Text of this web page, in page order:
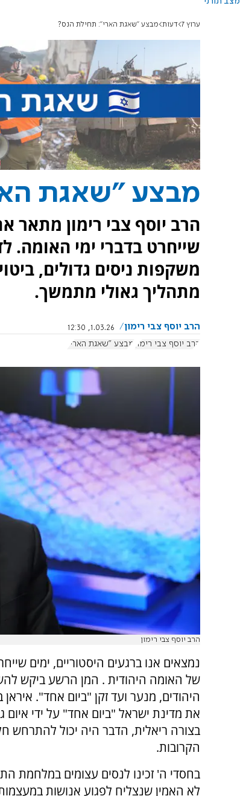
ערוץ 7 דעות מבצע "שאגת הארי": תחילת הנס?
מבצע "שאגת
הרב יוסף צבי רימון
שייחרט בדברי ימי האומה.
משקפות ניסים גדולים,
מתהליך גאולי מתמשך.
הרב יוסף צבי רימון
1.03.26, 12:30
הרב יוסף צבי רימון
מבצע "שאגת הארי"
הרב יוסף צבי רימון
נמצאים אנו ברגעים היסטוריים, ימים
של האומה היהודית . המן הרשע ביקש
היהודים, מנער ועד זקן "ביום אחד".
את מדינת ישראל "ביום אחד" על ידי איום
בצורה ריאלית, הדבר היה יכול להתרחש
הקרובות.
בחסדי ה' זכינו לנסים עצומים במלחמת
לא האמין שנצליח לפגוע אנושות